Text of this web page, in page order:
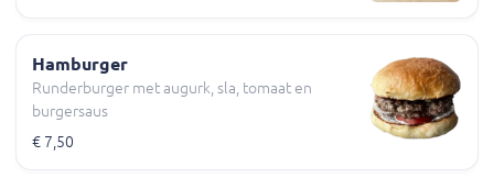
Hamburger
Runderburger met augurk, sla, tomaat en
burgersaus
€ 7,50